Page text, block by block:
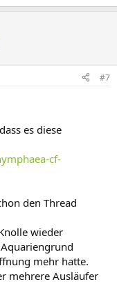
#7
es diese
cf-
den Thread
wieder
mehr hatte.
mehrere Ausläufer